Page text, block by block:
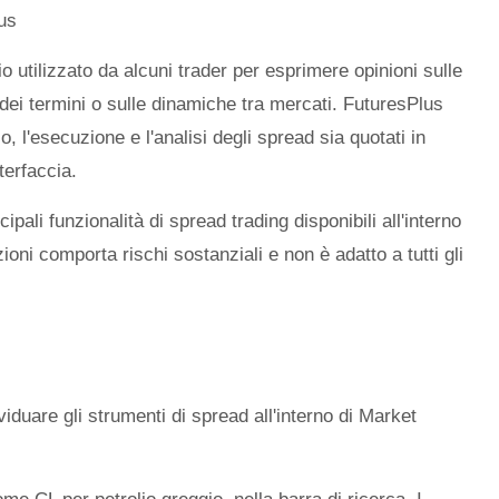
utilizzato da alcuni trader per esprimere opinioni sulle
termini o sulle dinamiche tra mercati. FuturesPlus
l'esecuzione e l'analisi degli spread sia quotati in
funzionalità di spread trading disponibili all'interno
comporta rischi sostanziali e non è adatto a tutti gli
gli strumenti di spread all'interno di Market